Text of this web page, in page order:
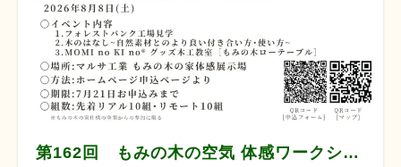
第162回 もみの木の空気 体感ワークショップ